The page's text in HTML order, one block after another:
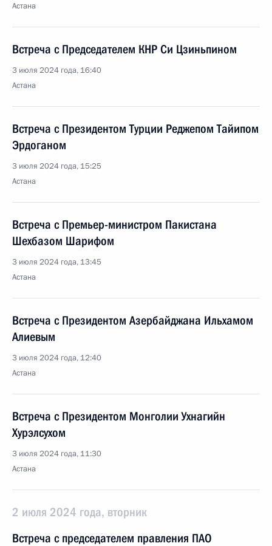
Астана
Встреча с Председателем КНР Си Цзиньпином
3 июля 2024 года, 16:40
Астана
Встреча с Президентом Турции Реджепом Тайипом
Эрдоганом
3 июля 2024 года, 15:25
Астана
Встреча с Премьер-министром Пакистана
Шехбазом Шарифом
3 июля 2024 года, 13:45
Астана
Встреча с Президентом Азербайджана Ильхамом
Алиевым
3 июля 2024 года, 12:40
Астана
Встреча с Президентом Монголии Ухнагийн
Хурэлсухом
3 июля 2024 года, 11:30
Астана
2 июля 2024 года, вторник
Встреча с председателем правления ПАО